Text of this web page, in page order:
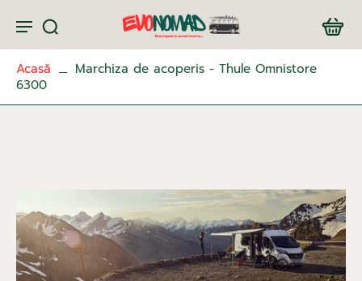
Acasă
Marchiza de acoperis - Thule Omnistore
6300